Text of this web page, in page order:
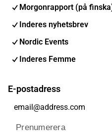
Morgonrapport (på
Inderes nyhetsbrev
Nordic Events
Inderes Femme
E-postadress
Prenumerera